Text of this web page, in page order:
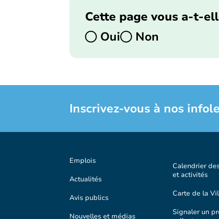
Cette page vous a-t-
Oui
Non
Inscrivez-vous à nos
Emplois
Actualités
Avis publics
Nouvelles et médias
Calendrier
et activités
Carte de la
Signaler un